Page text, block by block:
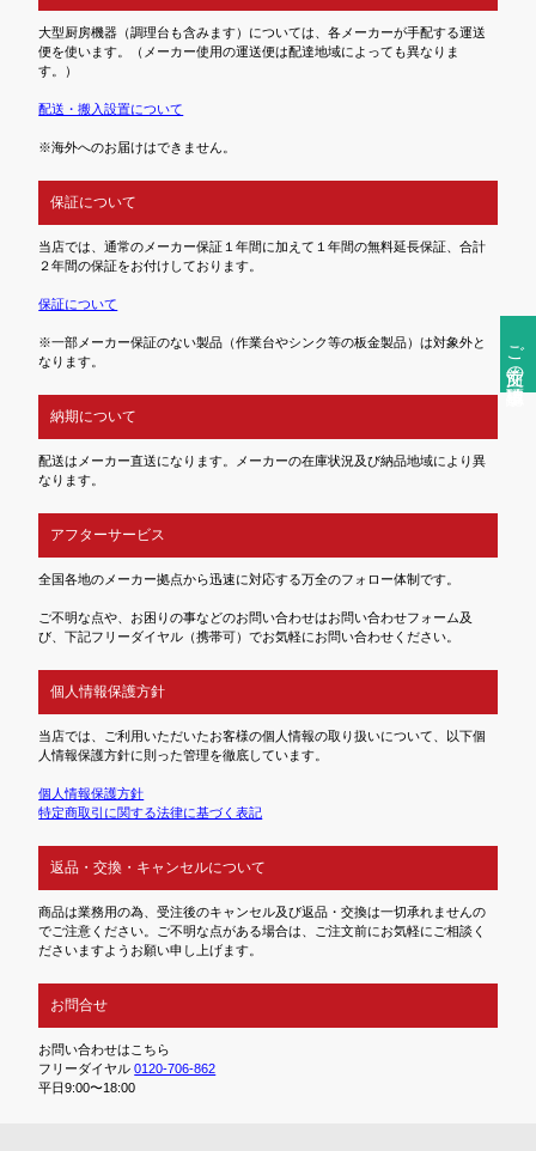
ご注文前の確認事項
大型厨房機器（調理台も含みます）については、各メーカーが手配する運送
便を使います。（メーカー使用の運送便は配達地域によっても異なりま
す。）
配送・搬入設置について
※海外へのお届けはできません。
保証について
当店では、通常のメーカー保証１年間に加えて１年間の無料延長保証、合計
２年間の保証をお付けしております。
保証について
※一部メーカー保証のない製品（作業台やシンク等の板金製品）は対象外と
なります。
納期について
配送はメーカー直送になります。メーカーの在庫状況及び納品地域により異
なります。
アフターサービス
全国各地のメーカー拠点から迅速に対応する万全のフォロー体制です。
ご不明な点や、お困りの事などのお問い合わせはお問い合わせフォーム及
び、下記フリーダイヤル（携帯可）でお気軽にお問い合わせください。
個人情報保護方針
当店では、ご利用いただいたお客様の個人情報の取り扱いについて、以下個
人情報保護方針に則った管理を徹底しています。
個人情報保護方針
特定商取引に関する法律に基づく表記
返品・交換・キャンセルについて
商品は業務用の為、受注後のキャンセル及び返品・交換は一切承れませんの
でご注意ください。ご不明な点がある場合は、ご注文前にお気軽にご相談く
ださいますようお願い申し上げます。
お問合せ
お問い合わせはこちら
フリーダイヤル0120-706-862
平日9:00〜18:00